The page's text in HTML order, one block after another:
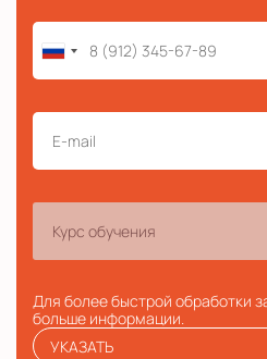
Для более быстрой обработки
больше информации.
УКАЗАТЬ